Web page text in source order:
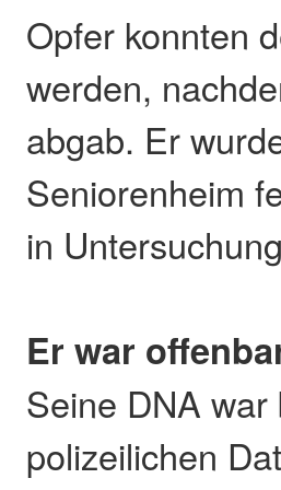
Opfer konnten
werden,
abgab. Er
Seniorenheim
in
Er war
Seine DNA
polizeilichen